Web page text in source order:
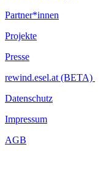
Partner*innen
Projekte
Presse
rewind.esel.at (BETA)
Datenschutz
Impressum
AGB